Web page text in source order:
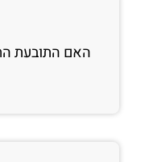
האם התובעת